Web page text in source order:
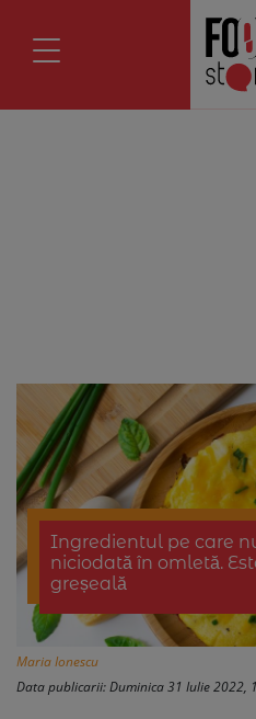
Ingredientul pe care
niciodată în omletă.
greșeală
Maria Ionescu
Data publicarii: Duminica 31 Iulie 2022,